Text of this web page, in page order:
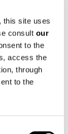
this site uses
consult our
to the
access the
through
to the